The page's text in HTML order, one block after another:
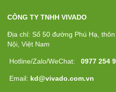
CÔNG TY TNHH VIVADO
Địa chỉ: Số 50 đường Phú Hạ, thôn
Nội, Việt Nam
Hotline/Zalo/WeChat: 0977 254
Email: kd@vivado.com.vn